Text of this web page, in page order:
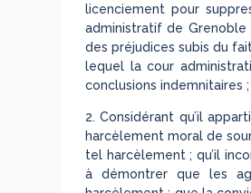
licenciement pour
administratif de Grenoble
des préjudices subis du
lequel la cour
conclusions indemnitaires ;
2. Considérant qu’il
harcèlement moral de
tel harcèlement ; qu’il
à démontrer que les